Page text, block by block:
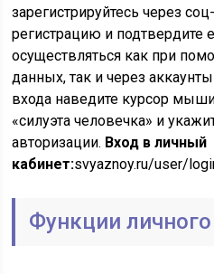
зарегистрируйтесь через
регистрацию и подтвердите
осуществляться как при
данных, так и через
входа наведите курсор
«силуэта человечка» и
авторизации. Вход в личный
кабинет:svyaznoy.ru/user/
Функции